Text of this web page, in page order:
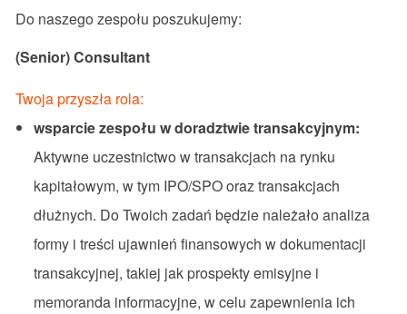
Do naszego zespołu poszukujemy:
(Senior) Consultant
Twoja przyszła rola:
wsparcie zespołu w doradztwie transakcyjnym:
Aktywne uczestnictwo w transakcjach na rynku
kapitałowym, w tym IPO/SPO oraz transakcjach
dłużnych. Do Twoich zadań będzie należało analiza
formy i treści ujawnień finansowych w dokumentacji
transakcyjnej, takiej jak prospekty emisyjne i
memoranda informacyjne, w celu zapewnienia ich